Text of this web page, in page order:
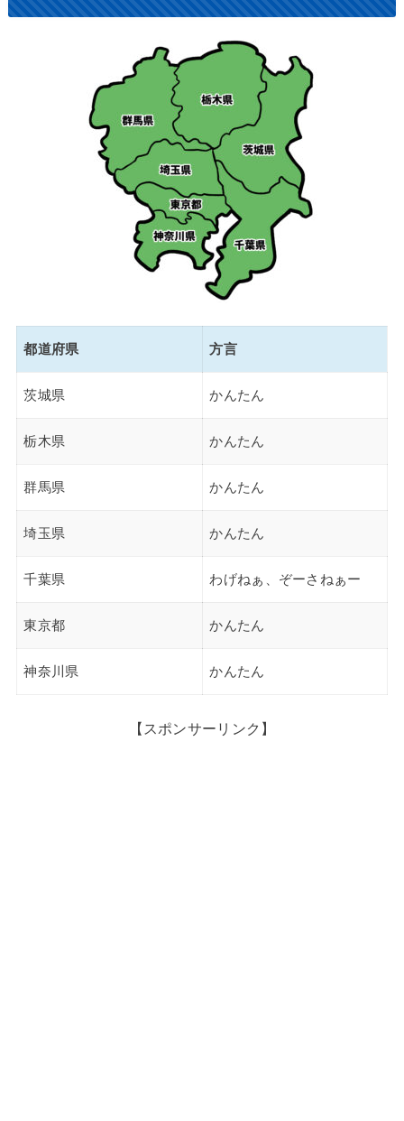
都道府県 方言
茨城県 かんたん
栃木県 かんたん
群馬県 かんたん
埼玉県 かんたん
千葉県 わげねぁ、ぞーさねぁー
東京都 かんたん
神奈川県 かんたん
【スポンサーリンク】